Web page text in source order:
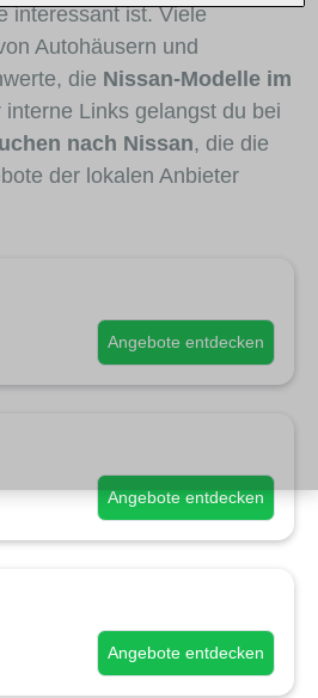
interessant ist. Viele
Autohäusern und
die Nissan-Modelle im
interne Links gelangst du bei
nach Nissan, die die
der lokalen Anbieter
Angebote entdecken
Angebote entdecken
Angebote entdecken